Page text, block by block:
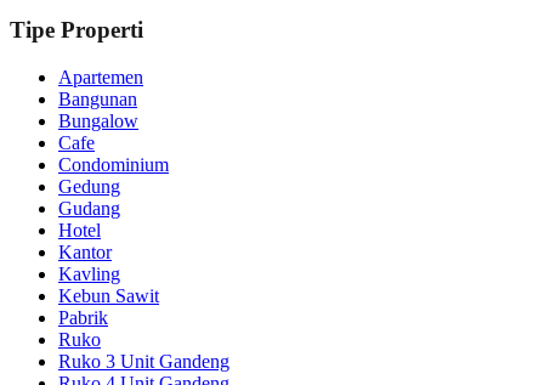
Tipe Properti
Apartemen
Bangunan
Bungalow
Cafe
Condominium
Gedung
Gudang
Hotel
Kantor
Kavling
Kebun Sawit
Pabrik
Ruko
Ruko 3 Unit Gandeng